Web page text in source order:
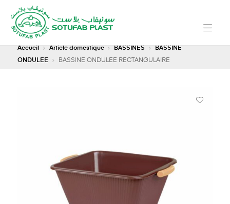
Accueil Article domestique BASSINES
BASSINE
ONDULEE
BASSINE ONDULEE RECTANGULAIRE